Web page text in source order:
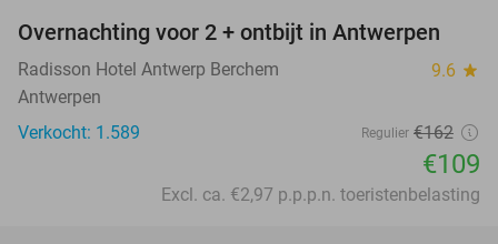
33%
Overnachting voor 2 + ontbijt in Antwerpen
Radisson Hotel Antwerp Berchem 9.6 star
Antwerpen
Verkocht: 1.589
Regulier €162
€109
Excl. ca. €2,97 p.p.p.n. toeristenbelasting